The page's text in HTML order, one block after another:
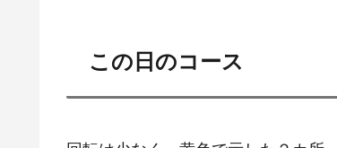
この日のコース